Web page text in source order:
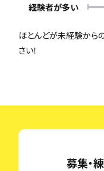
経験者が多い
ほとんどが未経験から
さい！
募集・